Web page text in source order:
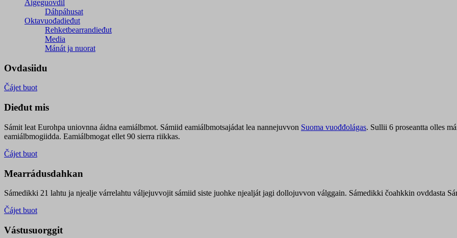
Áigeguovdil
Dáhpáhusat
Oktavuođadieđut
Rehketbearrandieđut
Media
Mánát ja nuorat
Ovdasiidu
Čájet buot
Dieđut mis
Sámit leat Eurohpa uniovnna áidna eamiálbmot. Sámiid eamiálbmotsajádat lea nannejuvvon Suoma vuođđolágas. Sullii 6 proseantta olles
eamiálbmogiidda. Eamiálbmogat ellet 90 sierra riikkas.
Čájet buot
Mearrádusdahkan
Sámedikki 21 lahtu ja njealje várrelahtu váljejuvvojit sámiid siste juohke njealját jagi dollojuvvon válggain. Sámedikki čoahkkin ovddasta
Čájet buot
Vástusuorggit